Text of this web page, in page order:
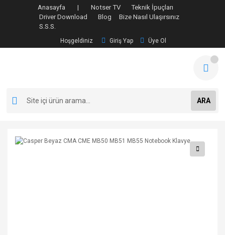
Anasayfa | Notser TV
Teknik İpuçları
Driver Download
Blog
Bize Nasıl Ulaşırsınız
S.S.S.
Hoşgeldiniz Giriş Yap Üye Ol
ARA